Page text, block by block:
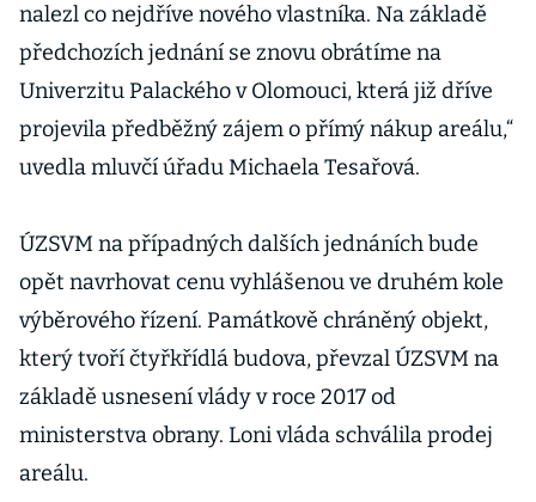
nalezl co nejdříve nového vlastníka. Na základě
předchozích jednání se znovu obrátíme na
Univerzitu Palackého v Olomouci, která již dříve
projevila předběžný zájem o přímý nákup areálu,“
uvedla mluvčí úřadu Michaela Tesařová.
ÚZSVM na případných dalších jednáních bude
opět navrhovat cenu vyhlášenou ve druhém kole
výběrového řízení. Památkově chráněný objekt,
který tvoří čtyřkřídlá budova, převzal ÚZSVM na
základě usnesení vlády v roce 2017 od
ministerstva obrany. Loni vláda schválila prodej
areálu.